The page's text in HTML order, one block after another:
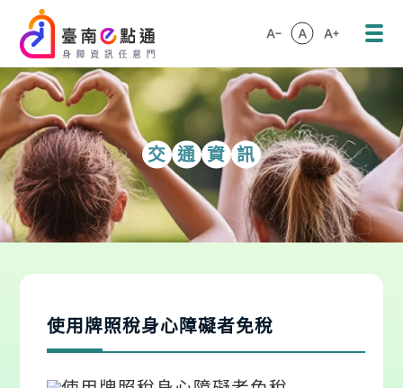
::: 跳到主要內容區塊
交 通 資 訊
:::
使用牌照稅身心障礙者免稅